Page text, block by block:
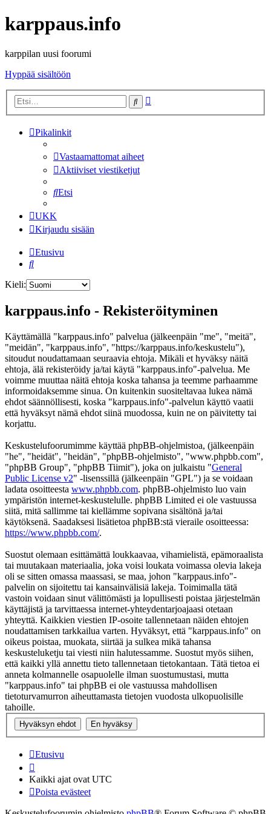
karppaus.info
karppilan uusi foorumi
Hyppää sisältöön
Etsi
Pikalinkit
Vastaamattomat aiheet
Aktiiviset viestiketjut
Etsi
UKK
Kirjaudu sisään
Etusivu
Etsi
Kieli:
karppaus.info - Rekisteröityminen
Käyttämällä "karppaus.info" palvelua (jälkeenpäin "me", "meitä",
"meidän", "karppaus.info", "https://karppaus.info/keskustelu"),
sitoudut noudattamaan seuraavia ehtoja. Mikäli et hyväksy näitä
ehtoja, älä rekisteröidy ja/tai käytä "karppaus.info"-palvelua. Me
voimme muuttaa näitä ehtoja koska tahansa ja teemme parhaamme
informoidaksemme sinua. On kuitenkin suositeltavaa lukea nämä
ehdot säännöllisesti, koska "karppaus.info"-palvelun käyttö vaatii
että hyväksyt nämä ehdot siinä muodossa, kuin ne on päivitetty tai
korjattu.
Keskustelufoorumimme käyttää phpBB-ohjelmistoa, (jälkeenpäin
"he", "heidät", "heidän", "phpBB-ohjelmisto", "www.phpbb.com",
"phpBB Group", "phpBB Tiimit"), joka on julkaistu "General
Public License v2" -lisenssillä (jälkeenpäin "GPL") ja se voidaan
ladata osoitteesta www.phpbb.com. phpBB-ohjelmisto luo vain
ympäristön internet-keskustelulle. phpBB Limited ei ole vastuussa
siitä, mitä sallimme tai kiellämme sopivana sisältönä ja/tai
käytöksenä. Saadaksesi lisätietoa phpBB:stä vieraile osoitteessa:
https://www.phpbb.com/.
Suostut olemaan esittämättä loukkaavaa, vihamielistä, epämoraalista
tai muutakaan materiaalia, joka voisi loukata voimassa olevia lakeja
oli se sitten omassa maassasi, se maa, johon "karppaus.info"-
palvelin on sijoitettu tai kansainvälisiä lakeja. Toimimalla tätä
vastoin voidaan sinut välittömästi ja lopullisesti poistaa järjestelmän
käyttäjistä ja tarvittaessa internet-yhteydentarjoajaasi otetaan
yhteyttä. Kaikkien viestien IP-osoite tallennetaan näiden ehtojen
noudattamisen tarkkailua varten. Hyväksyt, että "karppaus.info" on
oikeus poistaa, muokata, siirtää ja sulkea mikä tahansa
keskusteluketju tai viesti niin halutessamme. Suostut myös siihen,
että kaikki yllä annettu tieto tallennetaan tietokantaan. Tätä tietoa ei
anneta kolmannelle osapuolelle ilman suostumustasi, mutta
"karppaus.info" tai phpBB ei ole vastuussa mahdollisen
tietoturvamurron aiheuttamasta tietojen vuodosta ulkopuolisille
tahoille.
Etusivu
Kaikki ajat ovat UTC
Poista evästeet